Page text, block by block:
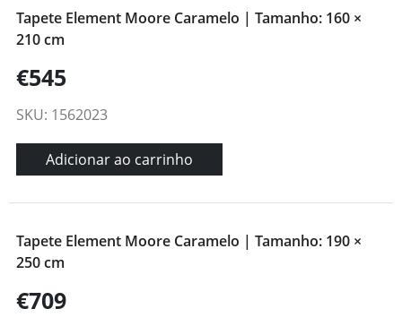
Tapete Element Moore Caramelo | Tamanho: 160 ×
210 cm
€545
SKU: 1562023
Adicionar ao carrinho
Tapete Element Moore Caramelo | Tamanho: 190 ×
250 cm
€709